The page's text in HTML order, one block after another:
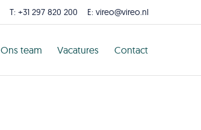
T: +31 297 820 200 E: vireo@vireo.nl
Ons team Vacatures Contact